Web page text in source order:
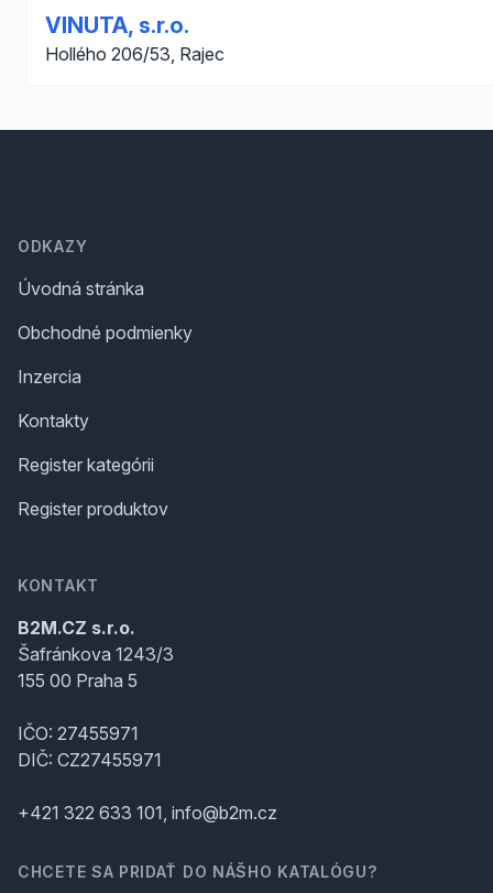
VINUTA, s.r.o.
Hollého 206/53, Rajec
ODKAZY
Úvodná stránka
Obchodné podmienky
Inzercia
Kontakty
Register kategórii
Register produktov
KONTAKT
B2M.CZ s.r.o.
Šafránkova 1243/3
155 00 Praha 5
IČO: 27455971
DIČ: CZ27455971
+421 322 633 101, info@b2m.cz
CHCETE SA PRIDAŤ DO NÁŠHO KATALÓGU?